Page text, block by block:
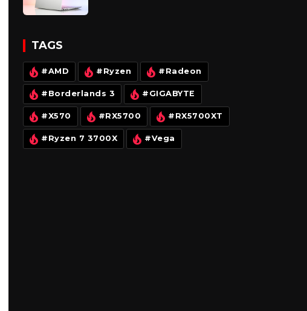
TAGS
#AMD #Ryzen #Radeon
#Borderlands 3 #GIGABYTE
#X570 #RX5700 #RX5700XT
#Ryzen 7 3700X #Vega